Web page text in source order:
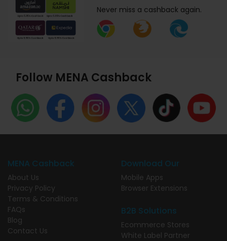
Never miss a cashback again.
Follow MENA Cashback
MENA Cashback
About Us
Privacy Policy
Terms & Conditions
FAQs
Blog
Contact Us
Download Our
Mobile Apps
Browser Extensions
B2B Solutions
Ecommerce Stores
White Label Partner